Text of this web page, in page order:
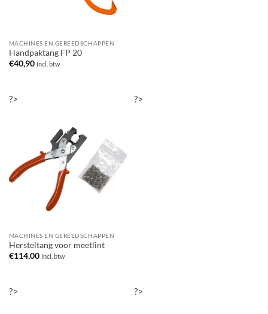
MACHINES EN GEREEDSCHAPPEN
Handpaktang FP 20
€40,90 Incl. btw
?>
MACHINES EN GEREEDSCHAPPEN
Hersteltang voor meetlint
€114,00 Incl. btw
?>
?> ?>